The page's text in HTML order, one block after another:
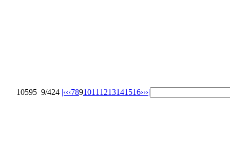
10595 9/424 |‹‹‹7891011 1213141516›››|